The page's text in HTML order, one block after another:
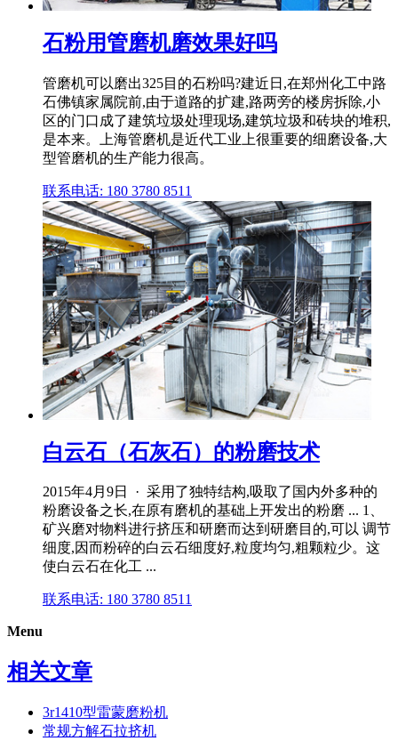
石粉用管磨机磨效果好吗
管磨机可以磨出325目的石粉吗?建近日,在郑州化工中路
石佛镇家属院前,由于道路的扩建,路两旁的楼房拆除,小
区的门口成了建筑垃圾处理现场,建筑垃圾和砖块的堆积,
是本来。上海管磨机是近代工业上很重要的细磨设备,大
型管磨机的生产能力很高。
联系电话: 180 3780 8511
白云石（石灰石）的粉磨技术
2015年4月9日 · 采用了独特结构,吸取了国内外多种的
粉磨设备之长,在原有磨机的基础上开发出的粉磨 ... 1、
矿兴磨对物料进行挤压和研磨而达到研磨目的,可以 调节
细度,因而粉碎的白云石细度好,粒度均匀,粗颗粒少。这
使白云石在化工 ...
联系电话: 180 3780 8511
Menu
相关文章
3r1410型雷蒙磨粉机
常规方解石拉挤机